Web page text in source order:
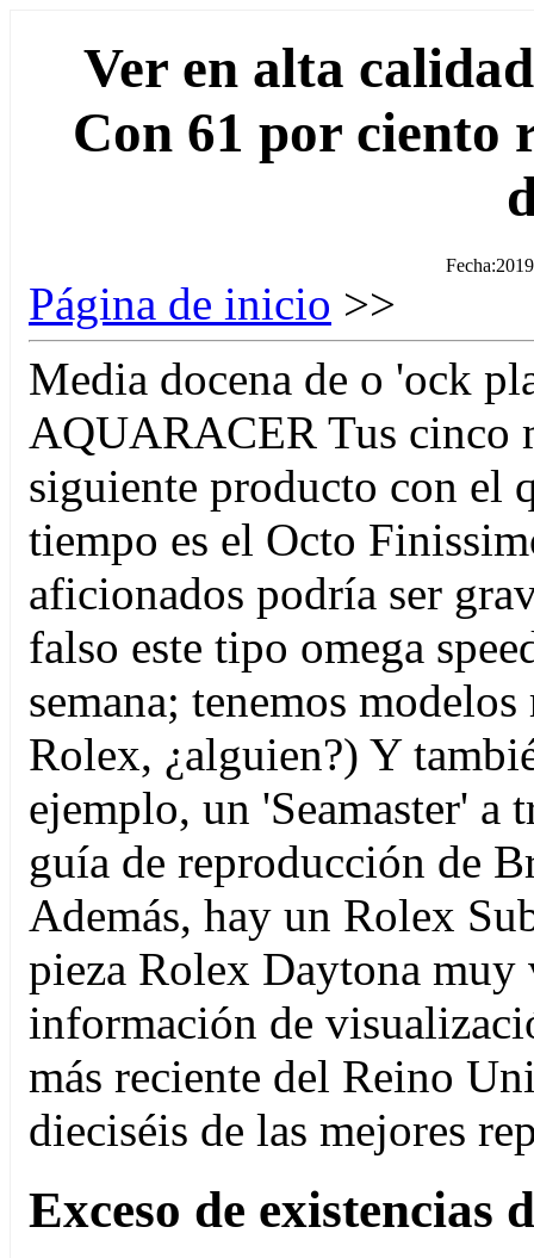
Ver en alta
Con 61 por ciento
Página de inicio >>
Media docena de o 'ock
AQUARACER Tus
siguiente producto con el
tiempo es el Octo
aficionados podría ser
falso este tipo omega
semana; tenemos
Rolex, ¿alguien?) Y
ejemplo, un 'Seamaster' a
guía de reproducción de
Además, hay un Rolex
pieza Rolex Daytona muy
información de
más reciente del Reino
dieciséis de las mejores
Exceso de existencias